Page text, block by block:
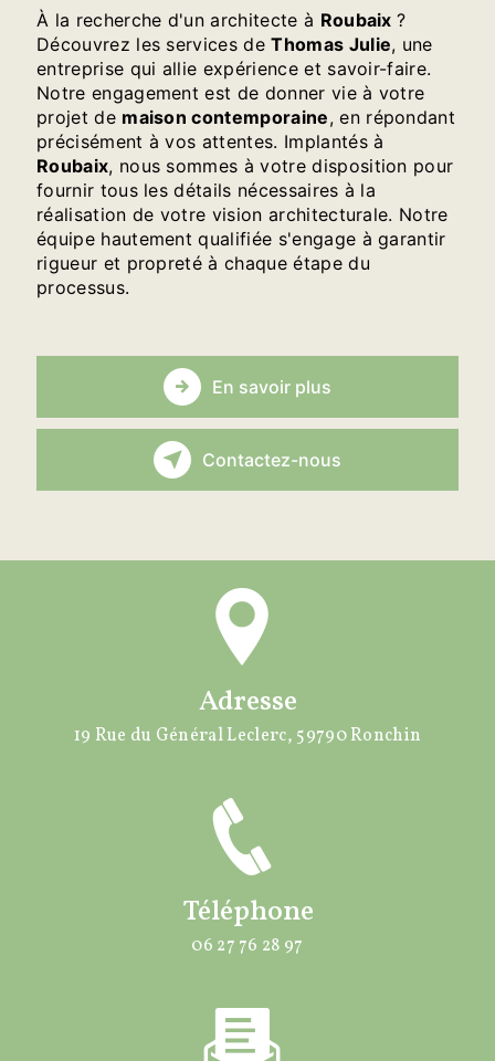
À la recherche d'un architecte à Roubaix?
Découvrez les services deThomas Julie, une
entreprise qui allie expérience et savoir-faire.
Notre engagement est de donner vie à votre
projet de maison contemporaine, en répondant
précisément à vos attentes. Implantés à
Roubaix, nous sommes à votre disposition pour
fournir tous les détails nécessaires à la
réalisation de votre vision architecturale. Notre
équipe hautement qualifiée s'engage à garantir
rigueur et propreté à chaque étape du
processus.
En savoir plus
Contactez-nous
Adresse
19 Rue du Général Leclerc, 59790 Ronchin
Téléphone
06 27 76 28 97